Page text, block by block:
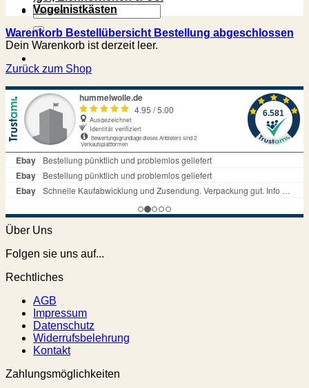
Suchen
nach:
Vogelnistkästen
Warenkorb Bestellübersicht Bestellung abgeschlossen
Dein Warenkorb ist derzeit leer.
Zurück zum Shop
Über Uns
Folgen sie uns auf...
Rechtliches
AGB
Impressum
Datenschutz
Widerrufsbelehrung
Kontakt
Zahlungsmöglichkeiten